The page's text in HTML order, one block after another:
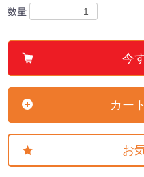
数量
今
カー
お